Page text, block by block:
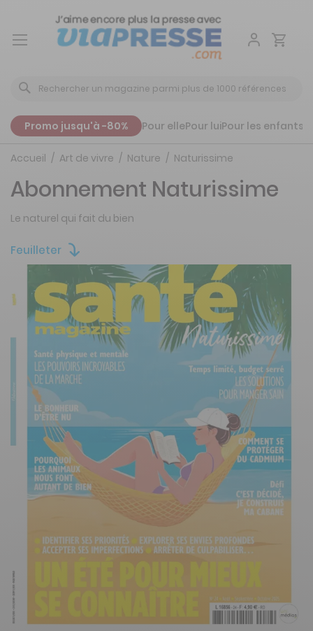
Aller
Promo jusqu'à -80% Pour ellePour luiPour les enfants
Accueil Art de vivre Nature Naturissime
Feuilleter
Abonnement Naturissime
Le naturel qui fait du bien